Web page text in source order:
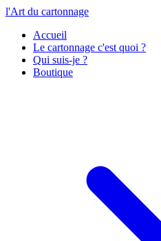
l'Art du cartonnage
Accueil
Le cartonnage c'est quoi ?
Qui suis-je ?
Boutique